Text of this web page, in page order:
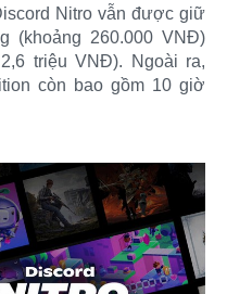
Nitro vẫn được giữ
(khoảng 260.000 VNĐ)
triệu VNĐ). Ngoài ra,
còn bao gồm 10 giờ